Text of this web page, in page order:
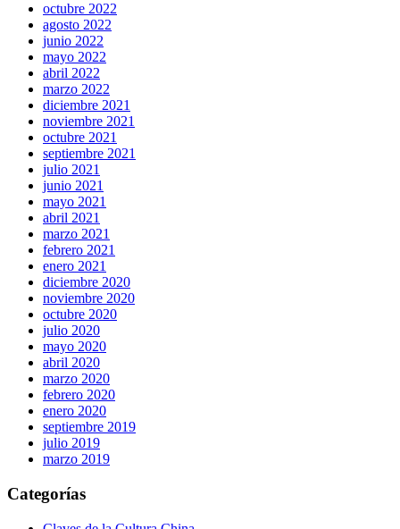
octubre 2022
agosto 2022
junio 2022
mayo 2022
abril 2022
marzo 2022
diciembre 2021
noviembre 2021
octubre 2021
septiembre 2021
julio 2021
junio 2021
mayo 2021
abril 2021
marzo 2021
febrero 2021
enero 2021
diciembre 2020
noviembre 2020
octubre 2020
julio 2020
mayo 2020
abril 2020
marzo 2020
febrero 2020
enero 2020
septiembre 2019
julio 2019
marzo 2019
Categorías